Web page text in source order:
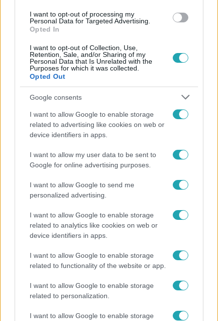
I want to opt-out of processing my
Personal Data for Targeted Advertising.
Opted In
I want to opt-out of Collection, Use,
Retention, Sale, and/or Sharing of my
Personal Data that Is Unrelated with the
Purposes for which it was collected.
Opted Out
Google consents
I want to allow Google to enable storage
related to advertising like cookies on web or
device identifiers in apps.
I want to allow my user data to be sent to
Google for online advertising purposes.
I want to allow Google to send me
personalized advertising.
I want to allow Google to enable storage
related to analytics like cookies on web or
device identifiers in apps.
I want to allow Google to enable storage
related to functionality of the website or app.
I want to allow Google to enable storage
related to personalization.
I want to allow Google to enable storage
Öt gyereket neveltek fel közösen – szinte sosem